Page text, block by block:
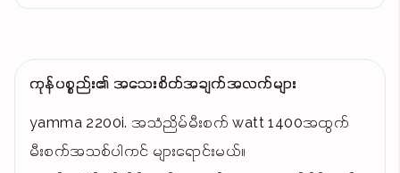
ကုန်ပစ္စည်း၏ အသေးစိတ်အချက်အလက်များ
yamma 2200i. အသံညိမ်မီးစက် watt 1400အထွက်
မီးစက်အသစ်ပါကင် များရောင်းမယ်။